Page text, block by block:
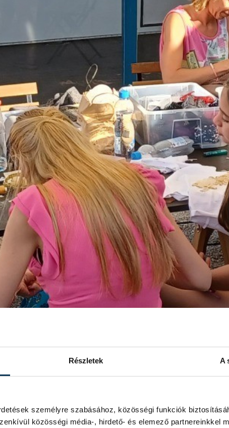
Részletek A
személyre szabásához, közösségi funkciók
közösségi média-, hirdető- és elemező partnereinkkel